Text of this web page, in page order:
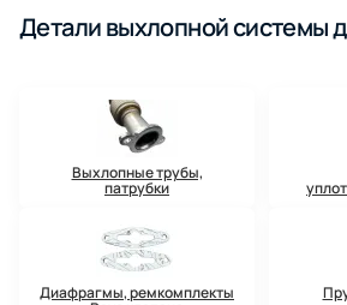
Детали выхлопной системы
Выхлопные трубы,
патрубки
Диафрагмы, ремкомплекты